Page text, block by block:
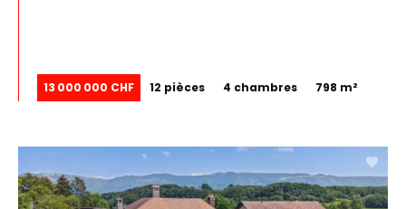
13 000 000 CHF 12 pièces 4 chambres 798 m²